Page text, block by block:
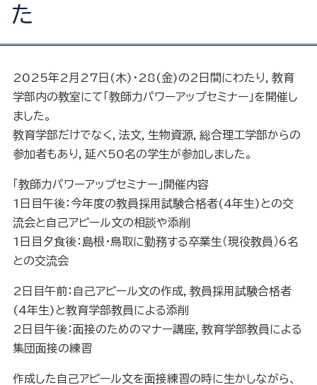
た
2025年2月27日(木)・28(金)の2日間にわたり，教育
学部内の教室にて「教師力パワーアップセミナー」を開催し
ました。
教育学部だけでなく，法文，生物資源，総合理工学部からの
参加者もあり，延べ50名の学生が参加しました。
「教師力パワーアップセミナー」開催内容
1日目午後：今年度の教員採用試験合格者(4年生)との交
流会と自己アピール文の相談や添削
1日目夕食後：島根・鳥取に勤務する卒業生（現役教員）6名
との交流会
2日目午前：自己アピール文の作成，教員採用試験合格者
(4年生)と教育学部教員による添削
2日目午後：面接のためのマナー講座，教育学部教員による
集団面接の練習
作成した自己アピール文を面接練習の時に生かしながら、